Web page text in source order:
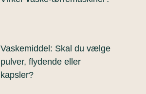
Vaskemiddel: Skal du vælge
pulver, flydende eller
kapsler?